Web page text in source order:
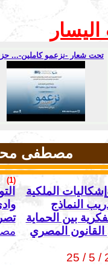
تحت شعار -نزعمو كاملين-...
مصطفى
(1)
الملكية
النماذج
بين الحماية
القانون المصري